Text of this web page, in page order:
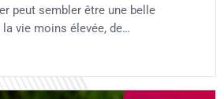
peut sembler être une belle
vie moins élevée, de…